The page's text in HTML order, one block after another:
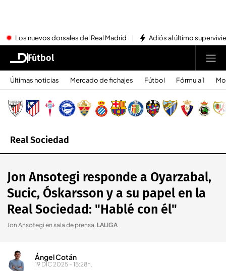
Los nuevos dorsales del Real Madrid Adiós al último
Fútbol
Últimas noticias Mercado de fichajes Fútbol Fórmula 1
Real Sociedad
Jon Ansotegi responde a Oyarzabal,
Sucic, Óskarsson y a su papel en la
Real Sociedad: "Hablé con él"
Jon Ansotegi en sala de prensa. LALIGA
Ángel Cotán
19 DIC 2025 - 15:28h.